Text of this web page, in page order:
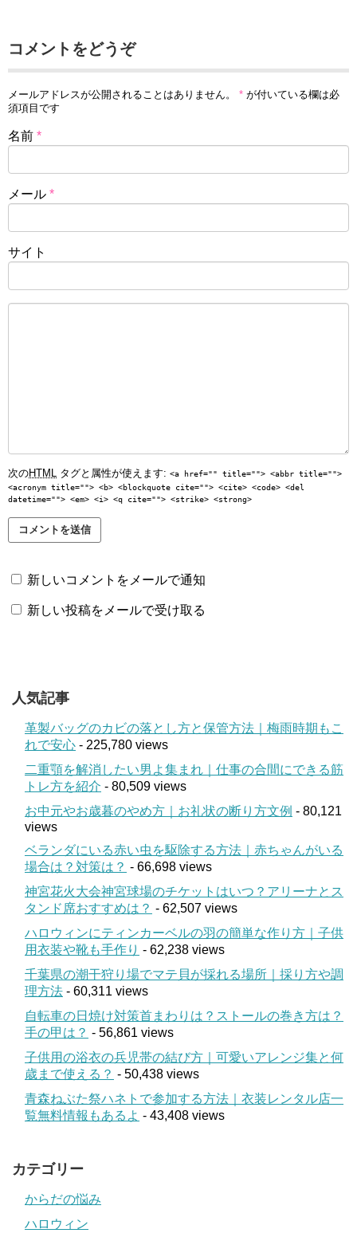
コメントをどうぞ
メールアドレスが公開されることはありません。 * が付いている欄は必
須項目です
名前 *
メール *
サイト
次のHTML タグと属性が使えます: <a href="" title=""> <abbr title="">
<acronym title=""> <b> <blockquote cite=""> <cite> <code> <del
datetime=""> <em> <i> <q cite=""> <strike> <strong>
新しいコメントをメールで通知
新しい投稿をメールで受け取る
人気記事
革製バッグのカビの落とし方と保管方法｜梅雨時期もこ
れで安心 - 225,780 views
二重顎を解消したい男よ集まれ｜仕事の合間にできる筋
トレ方を紹介 - 80,509 views
お中元やお歳暮のやめ方｜お礼状の断り方文例 - 80,121
views
ベランダにいる赤い虫を駆除する方法｜赤ちゃんがいる
場合は？対策は？ - 66,698 views
神宮花火大会神宮球場のチケットはいつ？アリーナとス
タンド席おすすめは？ - 62,507 views
ハロウィンにティンカーベルの羽の簡単な作り方｜子供
用衣装や靴も手作り - 62,238 views
千葉県の潮干狩り場でマテ貝が採れる場所｜採り方や調
理方法 - 60,311 views
自転車の日焼け対策首まわりは？ストールの巻き方は？
手の甲は？ - 56,861 views
子供用の浴衣の兵児帯の結び方｜可愛いアレンジ集と何
歳まで使える？ - 50,438 views
青森ねぶた祭ハネトで参加する方法｜衣装レンタル店一
覧無料情報もあるよ - 43,408 views
カテゴリー
からだの悩み
ハロウィン